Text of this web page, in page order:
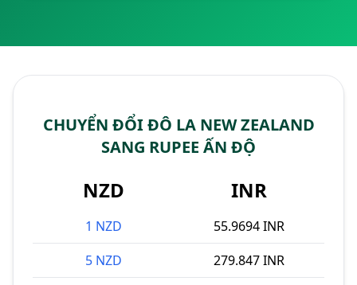
CHUYỂN ĐỔI ĐÔ LA NEW ZEALAND
SANG RUPEE ẤN ĐỘ
NZD INR
1 NZD
55.9694 INR
5 NZD
279.847 INR